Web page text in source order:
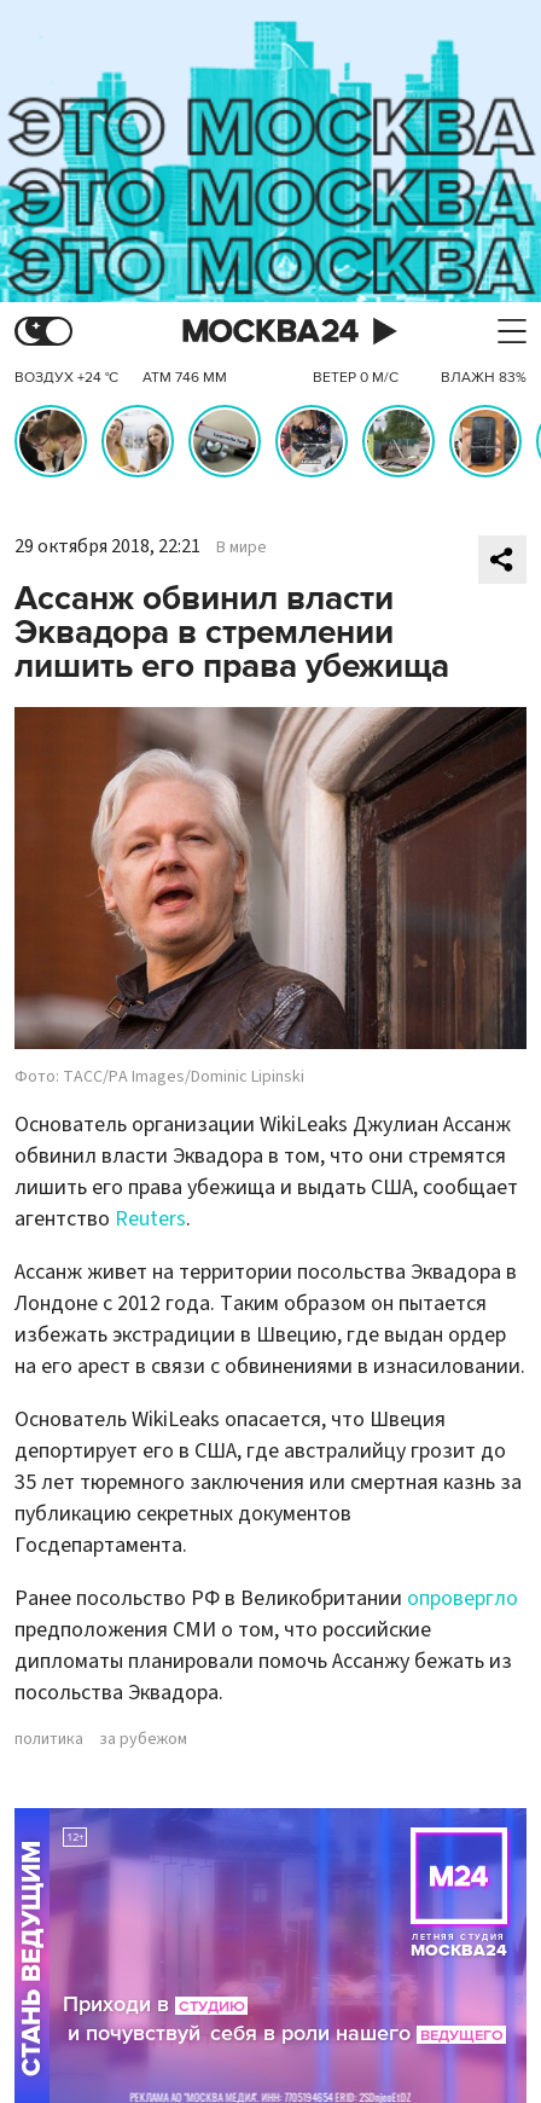
ВОЗДУХ +24 °C АТМ 746 ММ ВЕТЕР 0 М/С ВЛАЖН 83%
29 октября 2018, 22:21 В мире
Ассанж обвинил власти
Эквадора в стремлении
лишить его права убежища
Фото: ТАСС/PA Images/Dominic Lipinski
Основатель организации WikiLeaks Джулиан Ассанж
обвинил власти Эквадора в том, что они стремятся
лишить его права убежища и выдать США, сообщает
агентство Reuters.
Ассанж живет на территории посольства Эквадора в
Лондоне с 2012 года. Таким образом он пытается
избежать экстрадиции в Швецию, где выдан ордер
на его арест в связи с обвинениями в изнасиловании.
Основатель WikiLeaks опасается, что Швеция
депортирует его в США, где австралийцу грозит до
35 лет тюремного заключения или смертная казнь за
публикацию секретных документов
Госдепартамента.
Ранее посольство РФ в Великобритании опровергло
предположения СМИ о том, что российские
дипломаты планировали помочь Ассанжу бежать из
посольства Эквадора.
политика за рубежом